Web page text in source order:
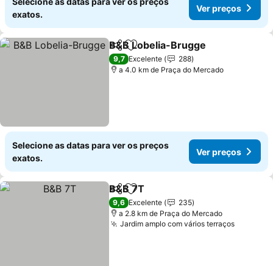
exatos.
Ver preços
PartilharAdicionar aos favoritos
B&B Lobelia-Brugge
9,7 Excelente
288
a 4.0 km de Praça do Mercado
Selecione as datas para ver os preços
exatos.
Ver preços
PartilharAdicionar aos favoritos
B&B 7T
9,6 Excelente
235
a 2.8 km de Praça do Mercado
Jardim amplo com vários terraçosVer